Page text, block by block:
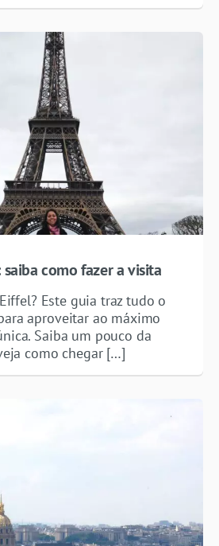
saiba como fazer a visita
Este guia traz tudo o
aproveitar ao máximo
Saiba um pouco da
como chegar […]